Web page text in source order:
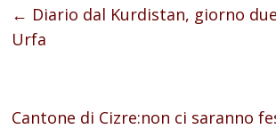
← Diario dal Kurdistan, giorno
Urfa
Cantone di Cizre:non ci saranno